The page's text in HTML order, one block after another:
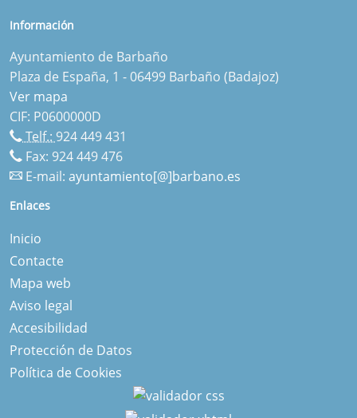
Información
Ayuntamiento de Barbaño
Plaza de España, 1 - 06499 Barbaño (Badajoz)
Ver mapa
CIF: P0600000D
Telf.: 924 449 431
Fax: 924 449 476
E-mail: ayuntamiento[@]barbano.es
Enlaces
Inicio
Contacte
Mapa web
Aviso legal
Accesibilidad
Protección de Datos
Política de Cookies